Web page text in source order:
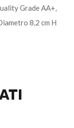
Grade AA+,
8,2 cm H